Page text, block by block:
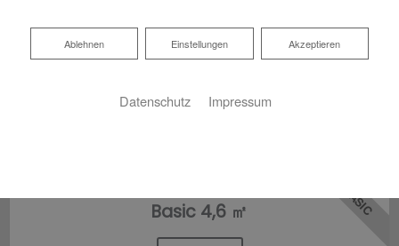
Bäder für jedes Budget
Basic 4,6 ㎡ BASIC
Akzeptieren
Einstellungen
Ablehnen
Ablehnen
Datenschutz Impressum